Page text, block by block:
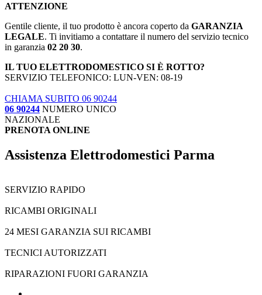
ATTENZIONE
Gentile cliente, il tuo prodotto è ancora coperto da GARANZIA
LEGALE. Ti invitiamo a contattare il numero del servizio tecnico
in garanzia 02 20 30.
IL TUO ELETTRODOMESTICO SI È ROTTO?
SERVIZIO TELEFONICO: LUN-VEN: 08-19
CHIAMA SUBITO 06 90244
06 90244 NUMERO UNICO
NAZIONALE
PRENOTA ONLINE
Assistenza Elettrodomestici Parma
SERVIZIO RAPIDO
RICAMBI ORIGINALI
24 MESI GARANZIA SUI RICAMBI
TECNICI AUTORIZZATI
RIPARAZIONI FUORI GARANZIA